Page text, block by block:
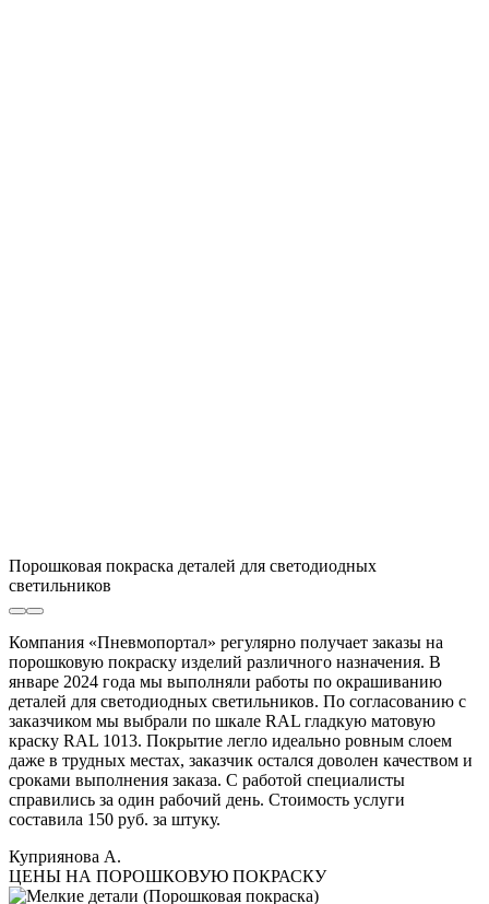
Порошковая покраска деталей для светодиодных
светильников
Компания «Пневмопортал» регулярно получает заказы на
порошковую покраску изделий различного назначения. В
январе 2024 года мы выполняли работы по окрашиванию
деталей для светодиодных светильников. По согласованию с
заказчиком мы выбрали по шкале RAL гладкую матовую
краску RAL 1013. Покрытие легло идеально ровным слоем
даже в трудных местах, заказчик остался доволен качеством и
сроками выполнения заказа. С работой специалисты
справились за один рабочий день. Стоимость услуги
составила 150 руб. за штуку.
Куприянова А.
ЦЕНЫ НА ПОРОШКОВУЮ ПОКРАСКУ